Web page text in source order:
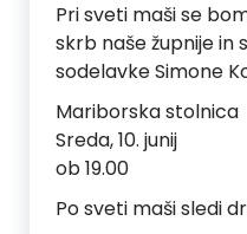
Pri sveti maši se
skrb naše župnije in
sodelavke Simone
Mariborska stolnica
Sreda, 10. junij
ob 19.00
Po sveti maši sledi